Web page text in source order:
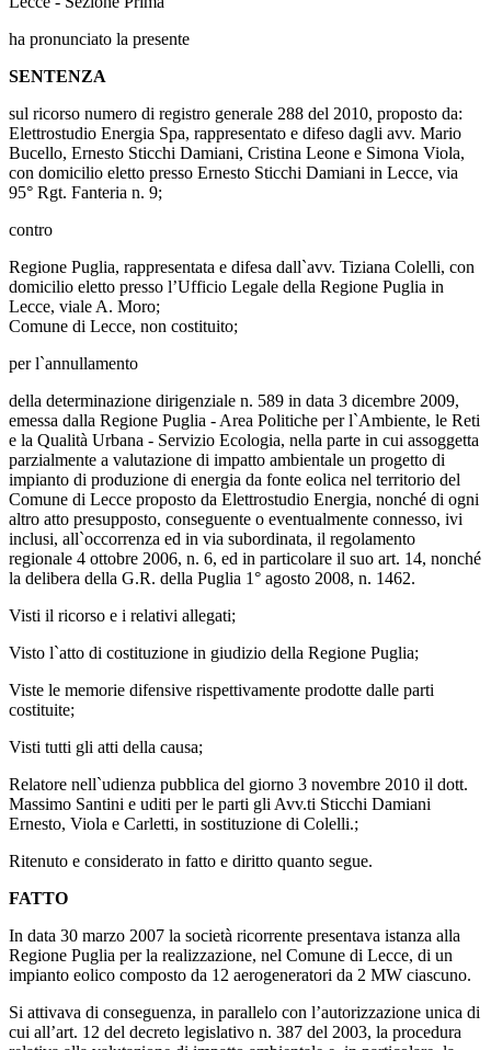
ha pronunciato la presente
SENTENZA
sul ricorso numero di registro generale 288 del 2010, proposto da:
Elettrostudio Energia Spa, rappresentato e difeso dagli avv. Mario
Bucello, Ernesto Sticchi Damiani, Cristina Leone e Simona Viola,
con domicilio eletto presso Ernesto Sticchi Damiani in Lecce, via
95° Rgt. Fanteria n. 9;
contro
Regione Puglia, rappresentata e difesa dall`avv. Tiziana Colelli, con
domicilio eletto presso l’Ufficio Legale della Regione Puglia in
Lecce, viale A. Moro;
Comune di Lecce, non costituito;
per l`annullamento
della determinazione dirigenziale n. 589 in data 3 dicembre 2009,
emessa dalla Regione Puglia - Area Politiche per l`Ambiente, le Reti
e la Qualità Urbana - Servizio Ecologia, nella parte in cui assoggetta
parzialmente a valutazione di impatto ambientale un progetto di
impianto di produzione di energia da fonte eolica nel territorio del
Comune di Lecce proposto da Elettrostudio Energia, nonché di ogni
altro atto presupposto, conseguente o eventualmente connesso, ivi
inclusi, all`occorrenza ed in via subordinata, il regolamento
regionale 4 ottobre 2006, n. 6, ed in particolare il suo art. 14, nonché
la delibera della G.R. della Puglia 1° agosto 2008, n. 1462.
Visti il ricorso e i relativi allegati;
Visto l`atto di costituzione in giudizio della Regione Puglia;
Viste le memorie difensive rispettivamente prodotte dalle parti
costituite;
Visti tutti gli atti della causa;
Relatore nell`udienza pubblica del giorno 3 novembre 2010 il dott.
Massimo Santini e uditi per le parti gli Avv.ti Sticchi Damiani
Ernesto, Viola e Carletti, in sostituzione di Colelli.;
Ritenuto e considerato in fatto e diritto quanto segue.
FATTO
In data 30 marzo 2007 la società ricorrente presentava istanza alla
Regione Puglia per la realizzazione, nel Comune di Lecce, di un
impianto eolico composto da 12 aerogeneratori da 2 MW ciascuno.
Si attivava di conseguenza, in parallelo con l’autorizzazione unica di
cui all’art. 12 del decreto legislativo n. 387 del 2003, la procedura